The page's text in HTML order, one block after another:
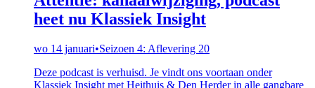
heet nu Klassiek Insight
wo 14 januari•Seizoen 4: Aflevering 20
Deze podcast is verhuisd. Je vindt ons voortaan onder
Klassiek Insight met Heithuis & Den Herder in alle gangbare